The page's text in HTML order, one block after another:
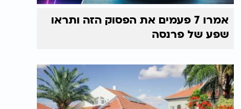
אמרו 7 פעמים את הפסוק הזה ותראו
שפע של פרנסה